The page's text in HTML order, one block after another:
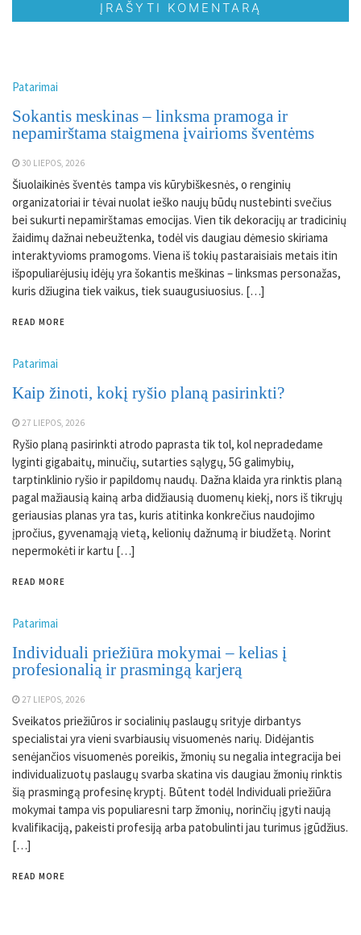
Patarimai
Sokantis meskinas – linksma pramoga ir
nepamirštama staigmena įvairioms šventėms
30 LIEPOS, 2026
Šiuolaikinės šventės tampa vis kūrybiškesnės, o renginių
organizatoriai ir tėvai nuolat ieško naujų būdų nustebinti svečius
bei sukurti nepamirštamas emocijas. Vien tik dekoracijų ar tradicinių
žaidimų dažnai nebeužtenka, todėl vis daugiau dėmesio skiriama
interaktyvioms pramogoms. Viena iš tokių pastaraisiais metais itin
išpopuliarėjusių idėjų yra šokantis meškinas – linksmas personažas,
kuris džiugina tiek vaikus, tiek suaugusiuosius. […]
READ MORE
Patarimai
Kaip žinoti, kokį ryšio planą pasirinkti?
27 LIEPOS, 2026
Ryšio planą pasirinkti atrodo paprasta tik tol, kol nepradedame
lyginti gigabaitų, minučių, sutarties sąlygų, 5G galimybių,
tarptinklinio ryšio ir papildomų naudų. Dažna klaida yra rinktis planą
pagal mažiausią kainą arba didžiausią duomenų kiekį, nors iš tikrųjų
geriausias planas yra tas, kuris atitinka konkrečius naudojimo
įpročius, gyvenamąją vietą, kelionių dažnumą ir biudžetą. Norint
nepermokėti ir kartu […]
READ MORE
Patarimai
Individuali priežiūra mokymai – kelias į
profesionalią ir prasmingą karjerą
27 LIEPOS, 2026
Sveikatos priežiūros ir socialinių paslaugų srityje dirbantys
specialistai yra vieni svarbiausių visuomenės narių. Didėjantis
senėjančios visuomenės poreikis, žmonių su negalia integracija bei
individualizuotų paslaugų svarba skatina vis daugiau žmonių rinktis
šią prasmingą profesinę kryptį. Būtent todėl Individuali priežiūra
mokymai tampa vis populiaresni tarp žmonių, norinčių įgyti naują
kvalifikaciją, pakeisti profesiją arba patobulinti jau turimus įgūdžius.
[…]
READ MORE